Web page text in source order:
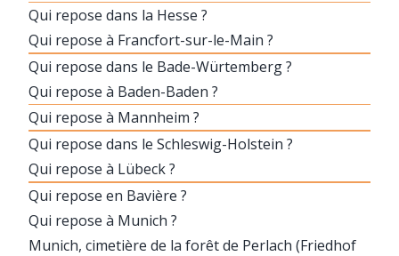
Qui repose dans la Hesse ?
Qui repose à Francfort-sur-le-Main ?
Qui repose dans le Bade-Würtemberg ?
Qui repose à Baden-Baden ?
Qui repose à Mannheim ?
Qui repose dans le Schleswig-Holstein ?
Qui repose à Lübeck ?
Qui repose en Bavière ?
Qui repose à Munich ?
Munich, cimetière de la forêt de Perlach (Friedhof